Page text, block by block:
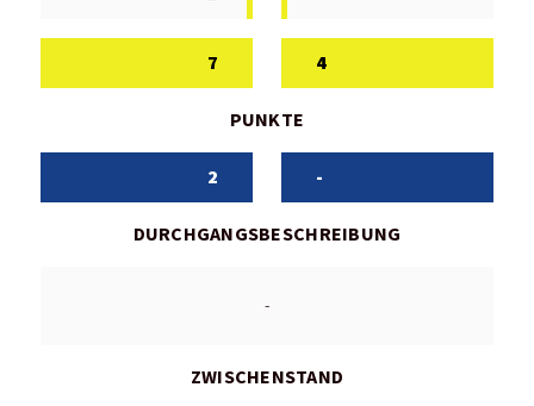
7 4
PUNKTE
2 -
DURCHGANGSBESCHREIBUNG
-
ZWISCHENSTAND